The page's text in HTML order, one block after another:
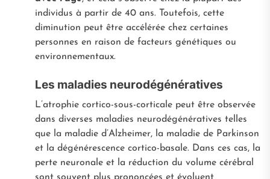
individus à partir de 40 ans. Toutefois, cette
diminution peut être accélérée chez certaines
personnes en raison de facteurs génétiques ou
environnementaux.
Les maladies neurodégénératives
L’atrophie cortico-sous-corticale peut être observée
dans diverses maladies neurodégénératives telles
que la maladie d’Alzheimer, la maladie de Parkinson
et la dégénérescence cortico-basale. Dans ces cas, la
perte neuronale et la réduction du volume cérébral
sont souvent plus prononcées et évoluent